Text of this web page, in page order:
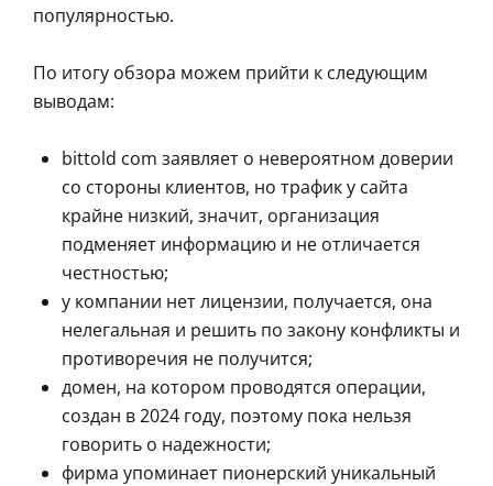
популярностью.
По итогу обзора можем прийти к следующим
выводам:
bittold com заявляет о невероятном доверии
со стороны клиентов, но трафик у сайта
крайне низкий, значит, организация
подменяет информацию и не отличается
честностью;
у компании нет лицензии, получается, она
нелегальная и решить по закону конфликты и
противоречия не получится;
домен, на котором проводятся операции,
создан в 2024 году, поэтому пока нельзя
говорить о надежности;
фирма упоминает пионерский уникальный